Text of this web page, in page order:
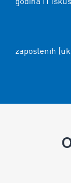
zaposlenih